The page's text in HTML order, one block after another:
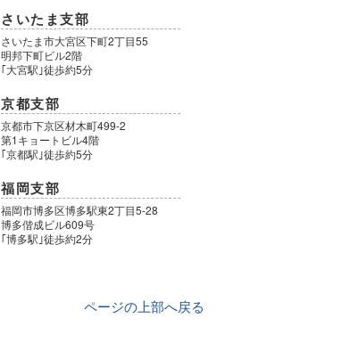
さいたま支部
さいたま市大宮区下町2丁目55
明邦下町ビル2階
｢大宮駅｣徒歩約5分
京都支部
京都市下京区材木町499-2
第1キョートビル4階
｢京都駅｣徒歩約5分
福岡支部
福岡市博多区博多駅東2丁目5-28
博多偕成ビル609号
｢博多駅｣徒歩約2分
ページの上部へ戻る